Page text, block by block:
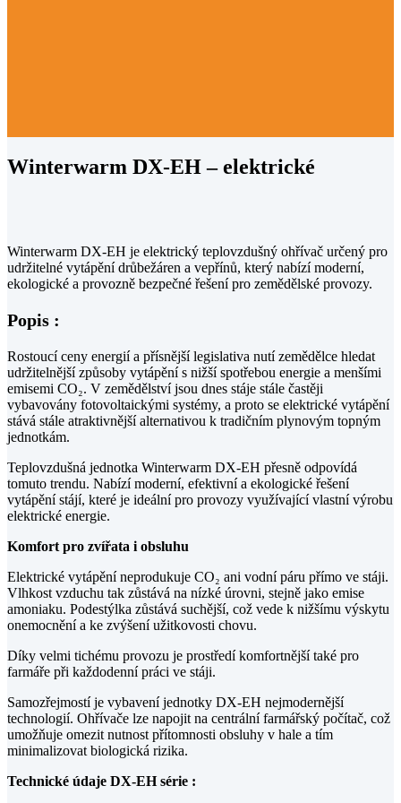
Winterwarm DX-EH – elektrické
Winterwarm DX-EH je elektrický teplovzdušný ohřívač určený pro
udržitelné vytápění drůbežáren a vepřínů, který nabízí moderní,
ekologické a provozně bezpečné řešení pro zemědělské provozy.
Popis :
Rostoucí ceny energií a přísnější legislativa nutí zemědělce hledat
udržitelnější způsoby vytápění s nižší spotřebou energie a menšími
emisemi CO₂. V zemědělství jsou dnes stáje stále častěji
vybavovány fotovoltaickými systémy, a proto se elektrické vytápění
stává stále atraktivnější alternativou k tradičním plynovým topným
jednotkám.
Teplovzdušná jednotka Winterwarm DX-EH přesně odpovídá
tomuto trendu. Nabízí moderní, efektivní a ekologické řešení
vytápění stájí, které je ideální pro provozy využívající vlastní výrobu
elektrické energie.
Komfort pro zvířata i obsluhu
Elektrické vytápění neprodukuje CO₂ ani vodní páru přímo ve stáji.
Vlhkost vzduchu tak zůstává na nízké úrovni, stejně jako emise
amoniaku. Podestýlka zůstává suchější, což vede k nižšímu výskytu
onemocnění a ke zvýšení užitkovosti chovu.
Díky velmi tichému provozu je prostředí komfortnější také pro
farmáře při každodenní práci ve stáji.
Samozřejmostí je vybavení jednotky DX-EH nejmodernější
technologií. Ohřívače lze napojit na centrální farmářský počítač, což
umožňuje omezit nutnost přítomnosti obsluhy v hale a tím
minimalizovat biologická rizika.
Technické údaje DX-EH série :